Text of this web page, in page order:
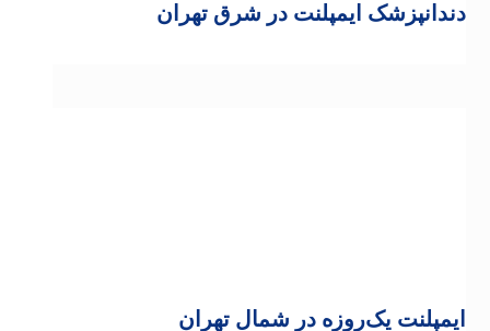
دندانپزشک ایمپلنت در شرق تهران
ایمپلنت یک‌روزه در شمال تهران